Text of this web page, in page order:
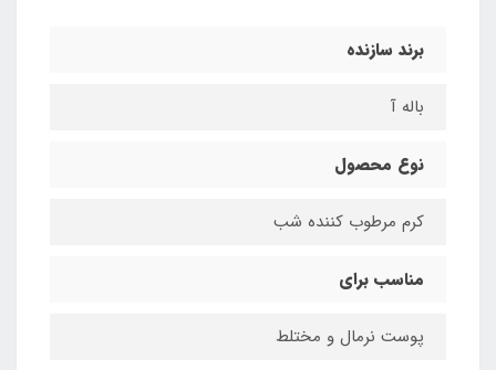
برند سازنده
باله آ
نوع محصول
کرم مرطوب کننده شب
مناسب برای
پوست نرمال و مختلط